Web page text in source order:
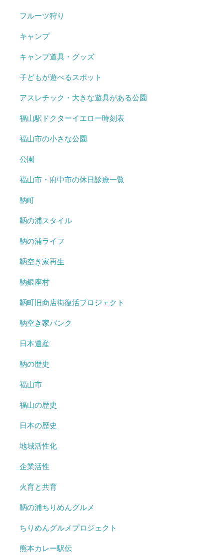
フルーツ狩り
キャンプ
キャンプ道具・グッズ
子どもが遊べるスポット
アスレチック・大きな遊具がある公園
福山駅ドクターイエロー時刻表
福山市の小さな公園
公園
福山市・府中市の休日診療一覧
鞆町
鞆の浦スタイル
鞆の浦ライフ
鞆空き家再生
鞆銀座村
鞆町旧商店街復活プロジェクト
鞆空き家バンク
日本遺産
鞆の歴史
福山市
福山の歴史
日本の歴史
地域活性化
企業活性
火育と共育
鞆の浦ちりめんグルメ
ちりめんグルメプロジェクト
熊本カレー駅伝